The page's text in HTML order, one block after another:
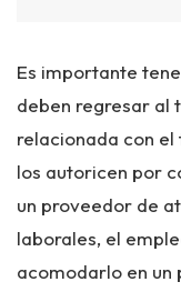
Es importante
deben regresar al
relacionada con el
los autoricen por
un proveedor de
laborales, el
acomodarlo en un